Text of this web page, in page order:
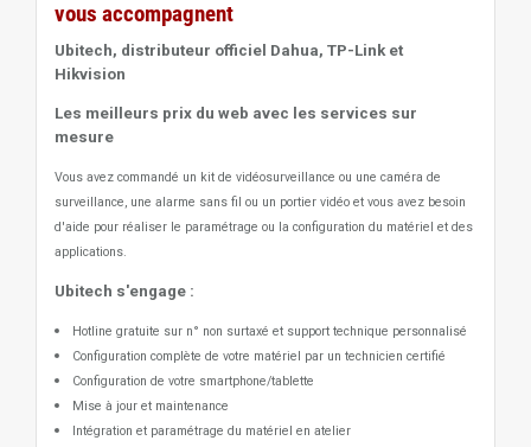
vous accompagnent
Ubitech, distributeur officiel Dahua, TP-Link et
Hikvision
Les meilleurs prix du web avec les services sur
mesure
Vous avez commandé un kit de vidéosurveillance ou une caméra de
surveillance, une alarme sans fil ou un portier vidéo et vous avez besoin
d'aide pour réaliser le paramétrage ou la configuration du matériel et des
applications.
Ubitech s'engage :
Hotline gratuite sur n° non surtaxé et support technique personnalisé
Configuration complète de votre matériel par un technicien certifié
Configuration de votre smartphone/tablette
Mise à jour et maintenance
Intégration et paramétrage du matériel en atelier